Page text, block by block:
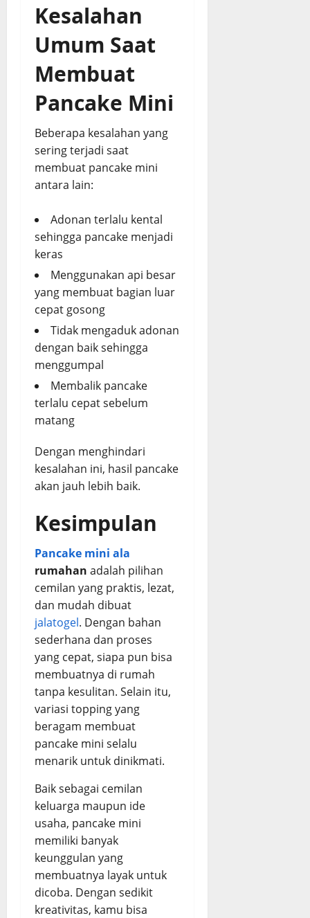
Kesalahan
Umum Saat
Membuat
Pancake Mini
Beberapa kesalahan yang
sering terjadi saat
membuat pancake mini
antara lain:
Adonan terlalu kental
sehingga pancake menjadi
keras
Menggunakan api besar
yang membuat bagian luar
cepat gosong
Tidak mengaduk adonan
dengan baik sehingga
menggumpal
Membalik pancake
terlalu cepat sebelum
matang
Dengan menghindari
kesalahan ini, hasil pancake
akan jauh lebih baik.
Kesimpulan
Pancake mini ala
rumahan adalah pilihan
cemilan yang praktis, lezat,
dan mudah dibuat
jalatogel. Dengan bahan
sederhana dan proses
yang cepat, siapa pun bisa
membuatnya di rumah
tanpa kesulitan. Selain itu,
variasi topping yang
beragam membuat
pancake mini selalu
menarik untuk dinikmati.
Baik sebagai cemilan
keluarga maupun ide
usaha, pancake mini
memiliki banyak
keunggulan yang
membuatnya layak untuk
dicoba. Dengan sedikit
kreativitas, kamu bisa